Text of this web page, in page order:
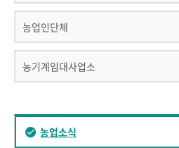
농업인단체
농기계임대사업소
농업소식